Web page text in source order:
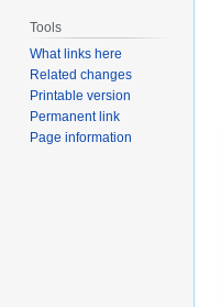
Tools
What links here
Related changes
Printable version
Permanent link
Page information